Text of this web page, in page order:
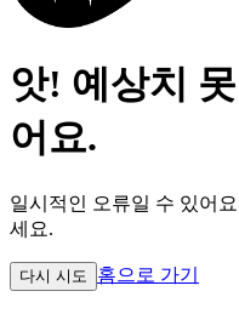
앗! 예상치
어요.
일시적인 오류일 수 있어
세요.
다시 시도 홈으로 가기